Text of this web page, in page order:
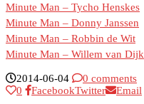
Minute Man – Tycho Henskes
Minute Man – Donny Janssen
Minute Man – Robbin de Wit
Minute Man – Willem van Dijk
2014-06-04
0 comments
0
FacebookTwitter Email